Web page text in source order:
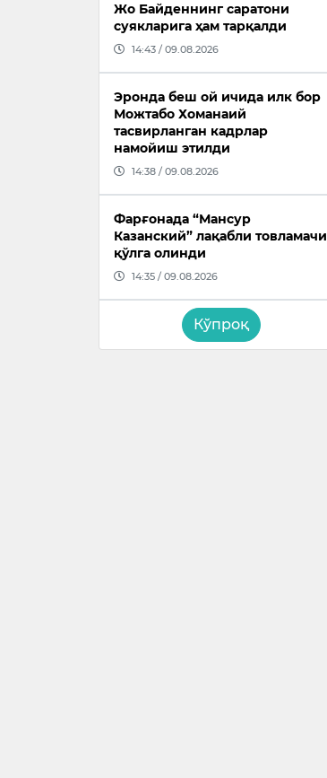
Жо Байденнинг саратони
суякларига ҳам тарқалди
14:43 / 09.08.2026
Эронда беш ой ичида илк бор
Можтабо Хоманаий
тасвирланган кадрлар
намойиш этилди
14:38 / 09.08.2026
Фарғонада “Мансур
Казанский” лақабли товламачи
қўлга олинди
14:35 / 09.08.2026
Кўпроқ